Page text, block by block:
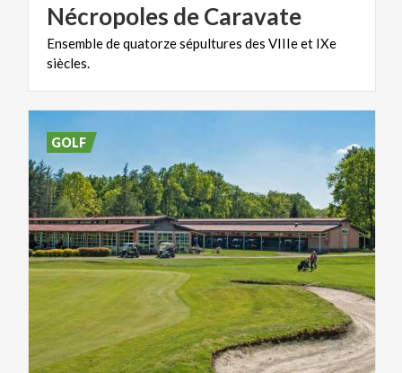
Nécropoles deCaravate
Ensembledequatorzesépultures des VIIIeet IXe
siècles.
GOLF